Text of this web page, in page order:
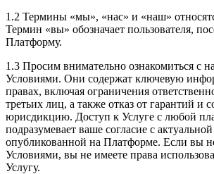
1.2 Термины «мы», «нас» и «наш»
Термин «вы» обозначает пользователя,
Платформу.
1.3 Просим внимательно ознакомиться с
Условиями. Они содержат ключевую
правах, включая ограничения
третьих лиц, а также отказ от гарантий и
юрисдикцию. Доступ к Услуге с любой
подразумевает ваше согласие с
опубликованной на Платформе. Если вы
Условиями, вы не имеете права
Услугу.